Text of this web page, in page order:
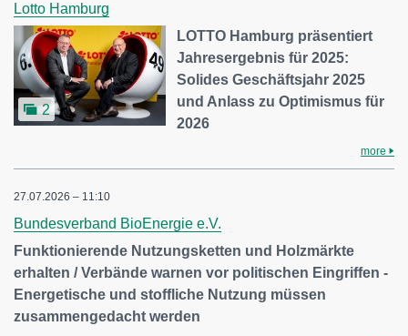
Lotto Hamburg
2
LOTTO Hamburg präsentiert
Jahresergebnis für 2025:
Solides Geschäftsjahr 2025
und Anlass zu Optimismus für
2026
more
27.07.2026 – 11:10
Bundesverband BioEnergie e.V.
Funktionierende Nutzungsketten und Holzmärkte
erhalten / Verbände warnen vor politischen Eingriffen -
Energetische und stoffliche Nutzung müssen
zusammengedacht werden